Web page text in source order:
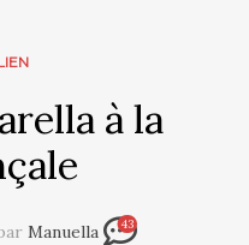
à la
Manuella 43